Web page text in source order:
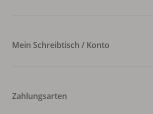
Mein Schreibtisch / Konto
Zahlungsarten